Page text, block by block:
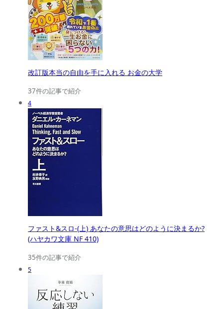
改訂版本当の自由を手に入れる お金の大学
37件の記事で紹介
4
ファスト&スロ-(上) あなたの意思はどのように決まるか?
(ハヤカワ文庫 NF 410)
35件の記事で紹介
5